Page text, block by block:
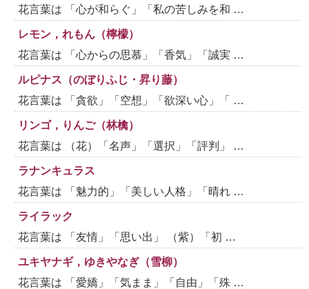
花言葉は 「心が和らぐ」「私の苦しみを和 …
レモン，れもん（檸檬）
花言葉は 「心からの思慕」「香気」「誠実 …
ルピナス（のぼりふじ・昇り藤）
花言葉は 「貪欲」「空想」「欲深い心」「 …
リンゴ，りんご（林檎）
花言葉は （花）「名声」「選択」「評判」 …
ラナンキュラス
花言葉は 「魅力的」「美しい人格」「晴れ …
ライラック
花言葉は 「友情」「思い出」 （紫）「初 …
ユキヤナギ，ゆきやなぎ（雪柳）
花言葉は 「愛嬌」「気まま」「自由」「殊 …